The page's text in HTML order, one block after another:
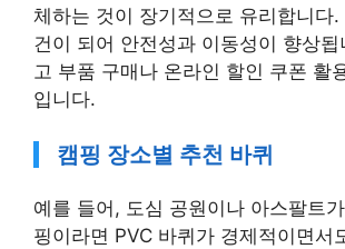
체하는 것이 장기적으로 유리합니다.
건이 되어 안전성과 이동성이 향상
고 부품 구매나 온라인 할인 쿠폰 활
입니다.
캠핑 장소별 추천 바퀴
예를 들어, 도심 공원이나 아스팔트
핑이라면 PVC 바퀴가 경제적이면서